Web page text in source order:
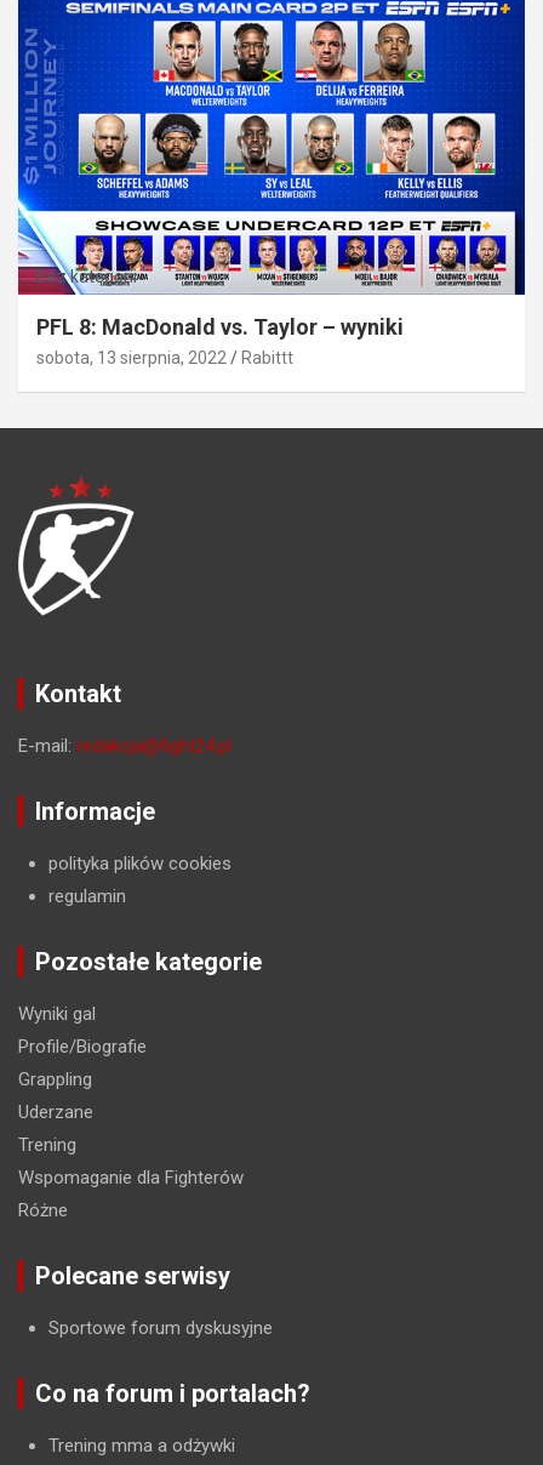
Bez kategorii
PFL 8: MacDonald vs. Taylor – wyniki
sobota, 13 sierpnia, 2022 Rabittt
Kontakt
E-mail: redakcja@fight24.pl
Informacje
polityka plików cookies
regulamin
Pozostałe kategorie
Wyniki gal
Profile/Biografie
Grappling
Uderzane
Trening
Wspomaganie dla Fighterów
Różne
Polecane serwisy
Sportowe forum dyskusyjne
Co na forum i portalach?
Trening mma a odżywki